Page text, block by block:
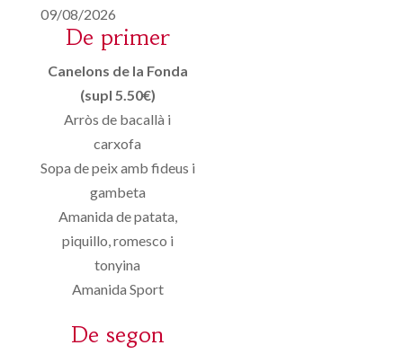
09/08/2026
De primer
Canelons de la Fonda
(supl 5.50€)
Arròs de bacallà i
carxofa
Sopa de peix amb fideus i
gambeta
Amanida de patata,
piquillo, romesco i
tonyina
Amanida Sport
De segon